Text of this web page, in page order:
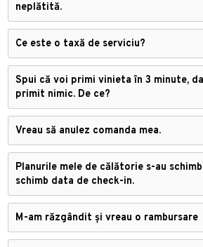
neplătită.
Ce este o taxă de serviciu?
Spui că voi primi vinieta în 3 minute,
primit nimic. De ce?
Vreau să anulez comanda mea.
Planurile mele de călătorie s-au
schimb data de check-in.
M-am răzgândit și vreau o rambursare